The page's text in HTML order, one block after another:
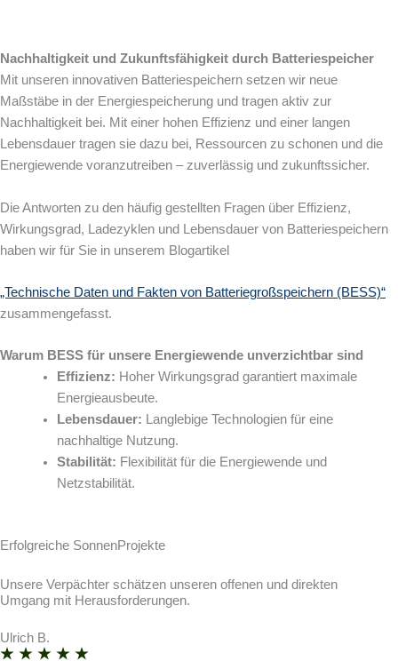
Nachhaltigkeit und Zukunftsfähigkeit durch Batteriespeicher
Mit unseren innovativen Batteriespeichern setzen wir neue
Maßstäbe in der Energiespeicherung und tragen aktiv zur
Nachhaltigkeit bei. Mit einer hohen Effizienz und einer langen
Lebensdauer tragen sie dazu bei, Ressourcen zu schonen und die
Energiewende voranzutreiben – zuverlässig und zukunftssicher.
Die Antworten zu den häufig gestellten Fragen über Effizienz,
Wirkungsgrad, Ladezyklen und Lebensdauer von Batteriespeichern
haben wir für Sie in unserem Blogartikel
„Technische Daten und Fakten von Batteriegroßspeichern (BESS)“
zusammengefasst.
Warum BESS für unsere Energiewende unverzichtbar sind
Effizienz: Hoher Wirkungsgrad garantiert maximale
Energieausbeute.
Lebensdauer: Langlebige Technologien für eine
nachhaltige Nutzung.
Stabilität: Flexibilität für die Energiewende und
Netzstabilität.
Erfolgreiche SonnenProjekte
Unsere Verpächter schätzen unseren offenen und direkten
Umgang mit Herausforderungen.
Ulrich B.